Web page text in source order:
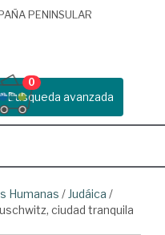
PENINSULAR
Busqueda avanzada
0
Humanas / Judáica /
ciudad tranquila